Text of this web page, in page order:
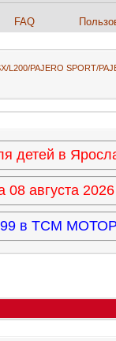
FAQ
L200/PAJERO SPORT/
детей в
августа 2026
в ТСМ